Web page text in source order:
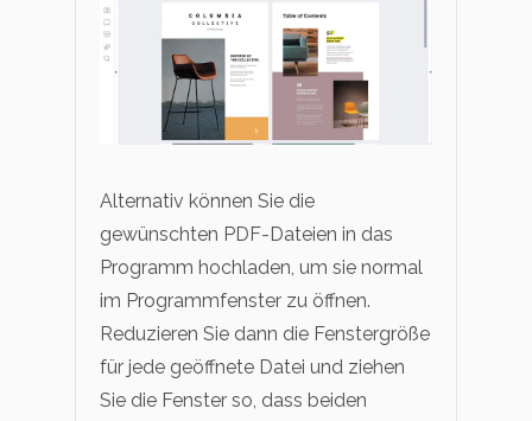
Alternativ können Sie die
gewünschten PDF-Dateien in das
Programm hochladen, um sie normal
im Programmfenster zu öffnen.
Reduzieren Sie dann die Fenstergröße
für jede geöffnete Datei und ziehen
Sie die Fenster so, dass beiden